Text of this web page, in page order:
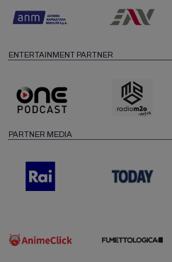
ENTERTAINMENT PARTNER
PARTNER MEDIA